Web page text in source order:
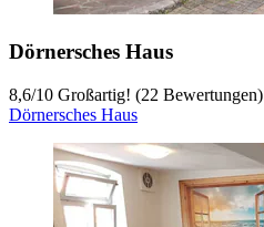
Dörnersches Haus
8,6/10 Großartig! (22 Bewertungen)
Dörnersches Haus